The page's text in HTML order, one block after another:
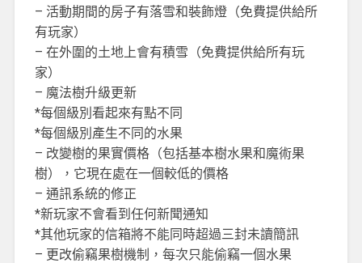
– 活動期間的房子有落雪和裝飾燈（免費提供給所
有玩家）
– 在外圍的土地上會有積雪（免費提供給所有玩
家）
– 魔法樹升級更新
*每個級別看起來有點不同
*每個級別產生不同的水果
– 改變樹的果實價格（包括基本樹水果和魔術果
樹），它現在處在一個較低的價格
– 通訊系統的修正
*新玩家不會看到任何新聞通知
*其他玩家的信箱將不能同時超過三封未讀簡訊
– 更改偷竊果樹機制，每次只能偷竊一個水果